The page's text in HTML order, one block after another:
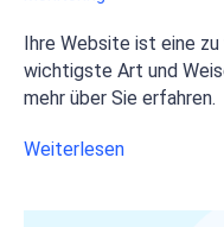
Ihre Website ist eine
wichtigste Art und
mehr über Sie erfahren.
Weiterlesen